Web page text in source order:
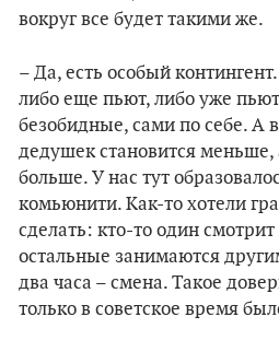
вокруг все будет такими же.
– Да, есть особый
либо еще пьют, либо уже
безобидные, сами по себе. А
дедушек становится
больше. У нас тут
комьюнити. Как-то хотели
сделать: кто-то один
остальные занимаются
два часа – смена. Такое
только в советское время